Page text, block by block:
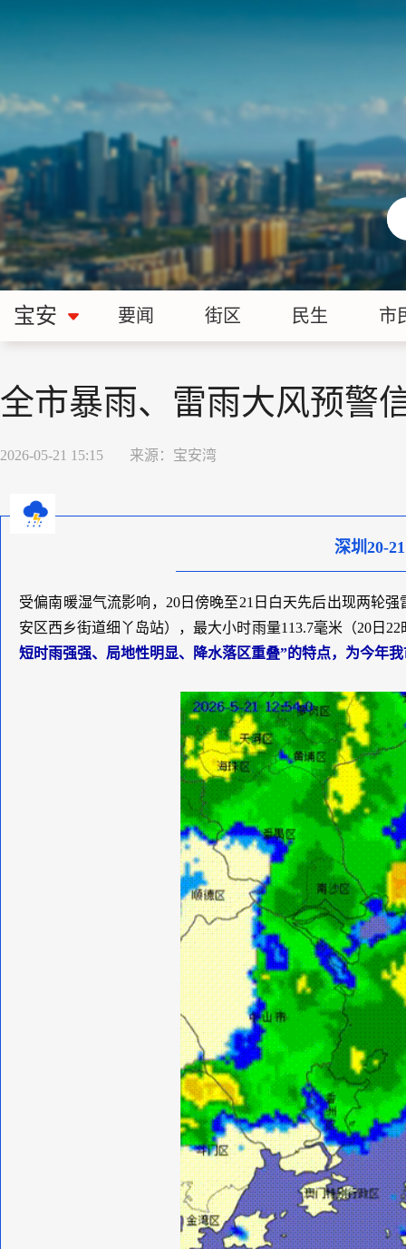
宝安 要闻 街区 民生 市
全市暴雨、雷雨大风预警
2026-05-21 15:15 来源： 宝安湾
深圳20-
受偏南暖湿气流影响，20日傍晚至21日白天先后出现两轮
安区西乡街道细丫岛站），最大小时雨量113.7毫米（20日
短时雨强强、局地性明显、降水落区重叠”的特点，为今年